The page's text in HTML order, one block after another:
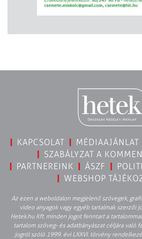
KAPCSOLAT MÉDIAAJÁNLAT
SZABÁLYZAT A
PARTNEREINK
ÁSZF
WEBSHOP
Az ezen a weboldalon megjelenő szövegek,
video anyagok vagy egyéb tartalmak szerzői
Hetek.hu Kft. minden jogot fenntart a
tartalom szöveg- és adatbányászat céljára való
jogról szóló 1999. évi LXXVI. törvény